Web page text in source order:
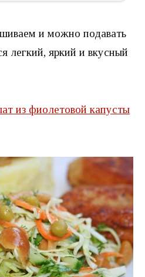
и можно подавать
легкий, яркий и вкусный
из фиолетовой капусты